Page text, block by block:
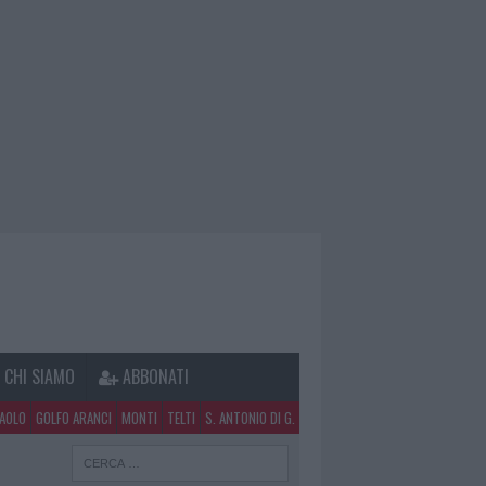
CHI SIAMO ABBONATI
GOLFO ARANCI MONTI TELTI S. ANTONIO DI G.